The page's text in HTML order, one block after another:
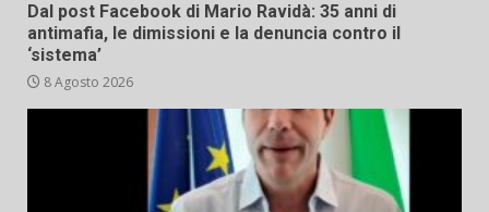
Dal post Facebook di Mario Ravidà: 35 anni di
antimafia, le dimissioni e la denuncia contro il
‘sistema’
8 Agosto 2026